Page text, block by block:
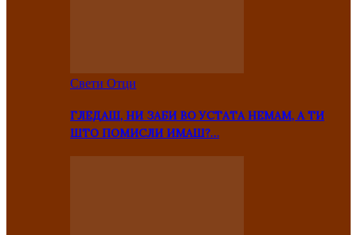
Свети Отци
ГЛЕДАШ, НИ ЗАБИ ВО УСТАТА НЕМАМ, А ТИ
ШТО ПОМИСЛИ ИМАШ?…